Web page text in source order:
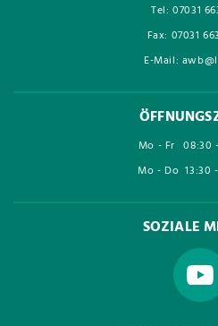
Tel: 07031
Fax: 07031
E-Mail:
Mo - Fr 08:30
Mo - Do 13:30
SOZIALE